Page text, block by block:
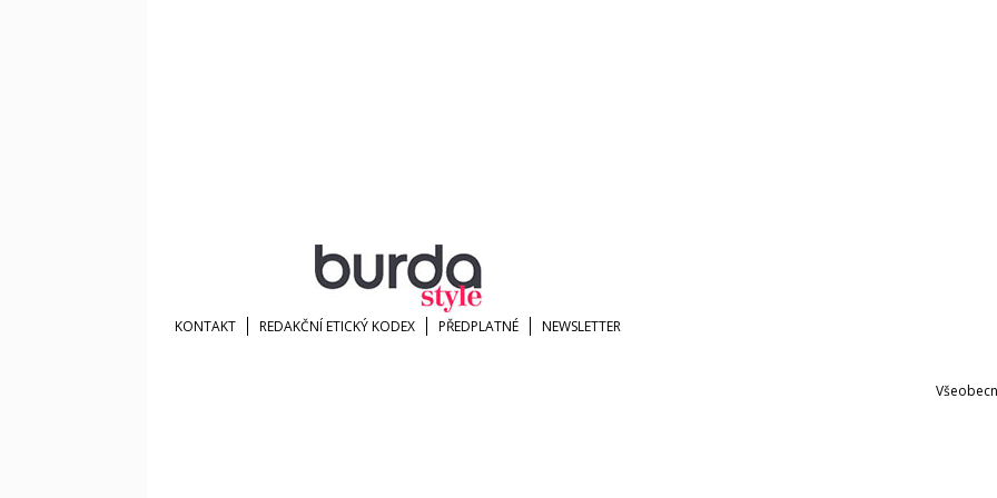
KONTAKT REDAKČNÍ ETICKÝ KODEX PŘEDPLATNÉ NEWSLETTER